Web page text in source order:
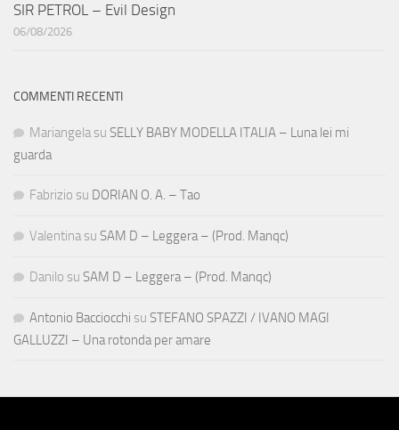
SIR PETROL – Evil Design
06/08/2026
COMMENTI RECENTI
Mariangela su SELLY BABY MODELLA ITALIA – Luna lei mi
guarda
Fabrizio su DORIAN O. A. – Tao
Valentina su SAM D – Leggera – (Prod. Manqc)
Danilo su SAM D – Leggera – (Prod. Manqc)
Antonio Bacciocchi su STEFANO SPAZZI / IVANO MAGI
GALLUZZI – Una rotonda per amare